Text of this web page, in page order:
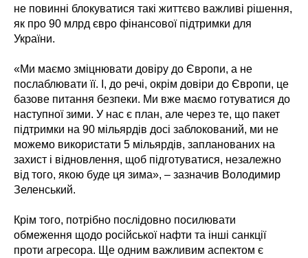
не повинні блокуватися такі життєво важливі рішення,
як про 90 млрд євро фінансової підтримки для
України.
«Ми маємо зміцнювати довіру до Європи, а не
послаблювати її. І, до речі, окрім довіри до Європи, це
базове питання безпеки. Ми вже маємо готуватися до
наступної зими. У нас є план, але через те, що пакет
підтримки на 90 мільярдів досі заблокований, ми не
можемо використати 5 мільярдів, запланованих на
захист і відновлення, щоб підготуватися, незалежно
від того, якою буде ця зима», – зазначив Володимир
Зеленський.
Крім того, потрібно послідовно посилювати
обмеження щодо російської нафти та інші санкції
проти агресора. Ще одним важливим аспектом є